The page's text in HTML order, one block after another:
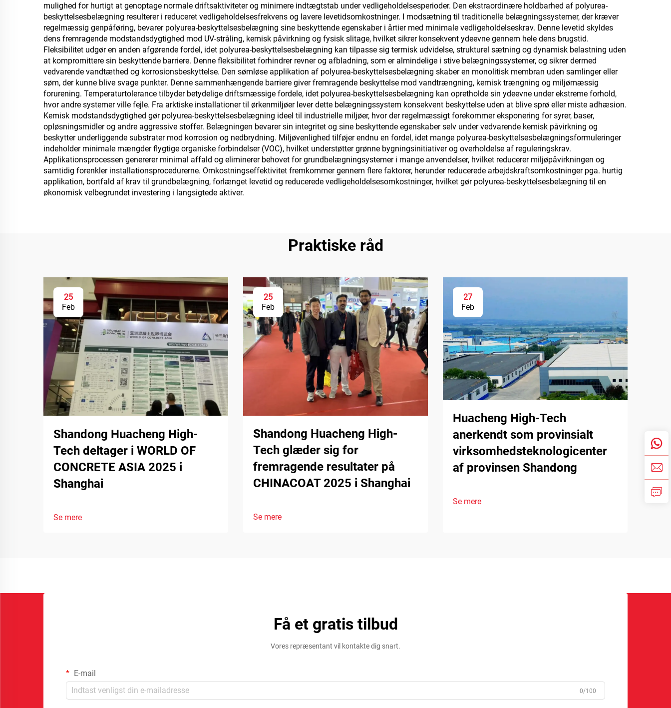
mulighed for hurtigt at genoptage normale driftsaktiviteter og minimere indtægtstab under vedligeholdelsesperioder. Den ekstraordinære holdbarhed af polyurea-
beskyttelsesbelægning resulterer i reduceret vedligeholdelsesfrekvens og lavere levetidsomkostninger. I modsætning til traditionelle belægningssystemer, der kræver
regelmæssig genpåføring, bevarer polyurea-beskyttelsesbelægning sine beskyttende egenskaber i årtier med minimale vedligeholdelseskrav. Denne levetid skyldes
dens fremragende modstandsdygtighed mod UV-stråling, kemisk påvirkning og fysisk slitage, hvilket sikrer konsekvent ydeevne gennem hele dens brugstid.
Fleksibilitet udgør en anden afgørende fordel, idet polyurea-beskyttelsesbelægning kan tilpasse sig termisk udvidelse, strukturel sætning og dynamisk belastning uden
at kompromittere sin beskyttende barriere. Denne fleksibilitet forhindrer revner og afbladning, som er almindelige i stive belægningssystemer, og sikrer dermed
vedvarende vandtæthed og korrosionsbeskyttelse. Den sømløse applikation af polyurea-beskyttelsesbelægning skaber en monolitisk membran uden samlinger eller
søm, der kunne blive svage punkter. Denne sammenhængende barriere giver fremragende beskyttelse mod vandtrængning, kemisk trængning og miljømæssig
forurening. Temperaturtolerance tilbyder betydelige driftsmæssige fordele, idet polyurea-beskyttelsesbelægning kan opretholde sin ydeevne under ekstreme forhold,
hvor andre systemer ville fejle. Fra arktiske installationer til ørkenmiljøer lever dette belægningssystem konsekvent beskyttelse uden at blive sprø eller miste adhæsion.
Kemisk modstandsdygtighed gør polyurea-beskyttelsesbelægning ideel til industrielle miljøer, hvor der regelmæssigt forekommer eksponering for syrer, baser,
opløsningsmidler og andre aggressive stoffer. Belægningen bevarer sin integritet og sine beskyttende egenskaber selv under vedvarende kemisk påvirkning og
beskytter underliggende substrater mod korrosion og nedbrydning. Miljøvenlighed tilføjer endnu en fordel, idet mange polyurea-beskyttelsesbelægningsformuleringer
indeholder minimale mængder flygtige organiske forbindelser (VOC), hvilket understøtter grønne bygningsinitiativer og overholdelse af reguleringskrav.
Applikationsprocessen genererer minimal affald og eliminerer behovet for grundbelægningsystemer i mange anvendelser, hvilket reducerer miljøpåvirkningen og
samtidig forenkler installationsprocedurerne. Omkostningseffektivitet fremkommer gennem flere faktorer, herunder reducerede arbejdskraftsomkostninger pga. hurtig
applikation, bortfald af krav til grundbelægning, forlænget levetid og reducerede vedligeholdelsesomkostninger, hvilket gør polyurea-beskyttelsesbelægning til en
økonomisk velbegrundet investering i langsigtede aktiver.
Praktiske råd
25
Feb
Shandong Huacheng High-
Tech deltager i WORLD OF
CONCRETE ASIA 2025 i
Shanghai
Se mere
25
Feb
Shandong Huacheng High-
Tech glæder sig for
fremragende resultater på
CHINACOAT 2025 i Shanghai
Se mere
27
Feb
Huacheng High-Tech
anerkendt som provinsialt
virksomhedsteknologicenter
af provinsen Shandong
Se mere
Få et gratis tilbud
Vores repræsentant vil kontakte dig snart.
E-mail
0/100